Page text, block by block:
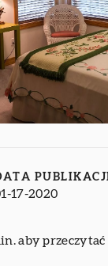
17-2020
aby